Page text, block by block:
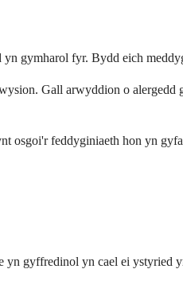
gymharol fyr. Bydd eich
Gall arwyddion o
osgoi'r feddyginiaeth hon yn
gyffredinol yn cael ei